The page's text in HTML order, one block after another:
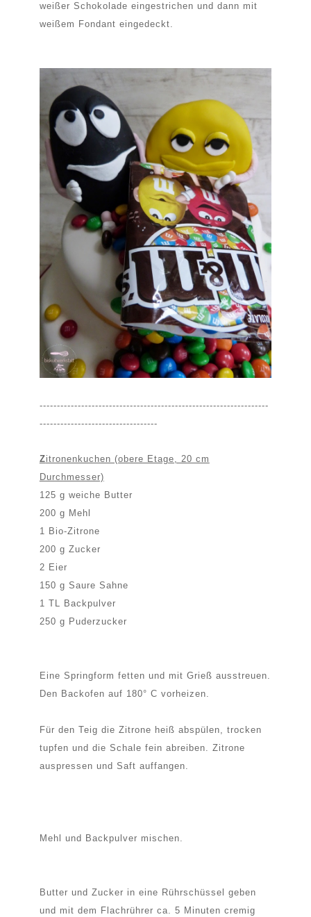
weißer Schokolade eingestrichen und dann mit
weißem Fondant eingedeckt.
------------------------------------------------------------------
----------------------------------
Zitronenkuchen (obere Etage, 20 cm
Durchmesser)
125 g weiche Butter
200 g Mehl
1 Bio-Zitrone
200 g Zucker
2 Eier
150 g Saure Sahne
1 TL Backpulver
250 g Puderzucker
Eine Springform fetten und mit Grieß ausstreuen.
Den Backofen auf 180° C vorheizen.
Für den Teig die Zitrone heiß abspülen, trocken
tupfen und die Schale fein abreiben. Zitrone
auspressen und Saft auffangen.
Mehl und Backpulver mischen.
Butter und Zucker in eine Rührschüssel geben
und mit dem Flachrührer ca. 5 Minuten cremig